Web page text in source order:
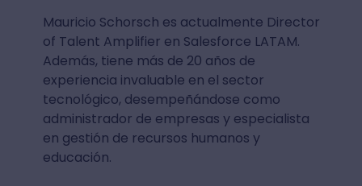
Mauricio Schorsch es actualmente Director
of Talent Amplifier en Salesforce LATAM.
Además, tiene más de 20 años de
experiencia invaluable en el sector
tecnológico, desempeñándose como
administrador de empresas y especialista
en gestión de recursos humanos y
educación.